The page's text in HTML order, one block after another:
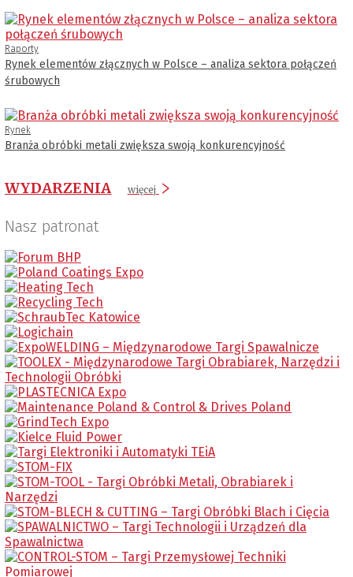
Raporty
Rynek elementów złącznych w Polsce – analiza sektora połączeń
śrubowych
Rynek
Branża obróbki metali zwiększa swoją konkurencyjność
WYDARZENIA więcej
Nasz patronat